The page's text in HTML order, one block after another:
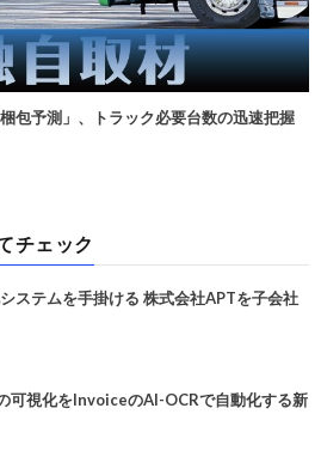
包予測」、トラック必要台数の迅速把握
チェック
ステムを手掛ける 株式会社APTを子会社
可視化をInvoiceのAI-OCRで自動化する新